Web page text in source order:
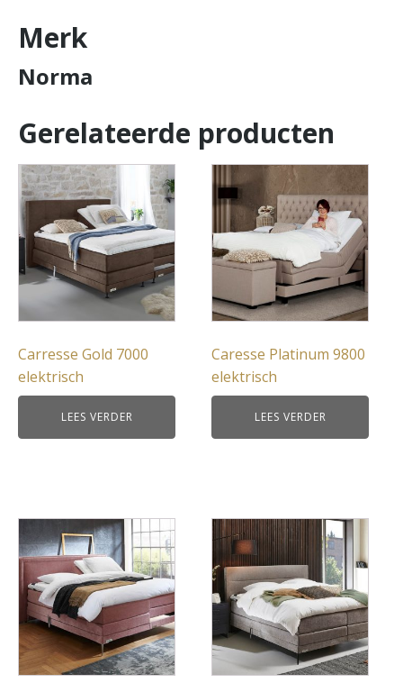
Merk
Norma
Gerelateerde producten
Carresse Gold 7000
elektrisch
LEES VERDER
Caresse Platinum 9800
elektrisch
LEES VERDER